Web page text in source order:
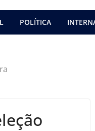
POLÍTICA